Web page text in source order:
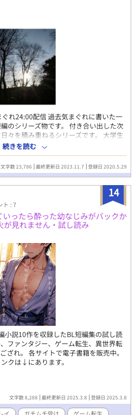
れ24:00配信 過去気まぐれに書いた一
のシリーズ物です。 付き合い出した次
々を積み重ねるシリーズです。 大学生
たり悪態を吐いたり、過去と向き合った
る話です。 一日一話更新が目標です。
ハイパープラトニックです。
続きを読む
文字数 23,786 最終更新日 2023.11.7 登録日 2020.5.29
14
ト : 7
いったら酔った幼なじみがバックか
が見れません・試し読み
小説10作を収録したBL短編集の試し読
ファンタジー、ゲーム転生、異世界転
ざれ。 各サイトで電子書籍を販売中。
クは↓にあります。
文字数 8,288 最終更新日 2025.3.8 登録日 2025.3.8
イ ガチムチ受け ゲーム転生